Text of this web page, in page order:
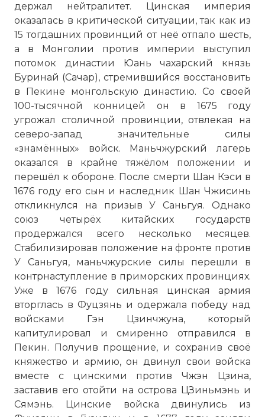
держал нейтралитет. Цинская империя
оказалась в критической ситуации, так как из
15 тогдашних провинций от неё отпало шесть,
а в Монголии против империи выступил
потомок династии Юань чахарский князь
Буринай (Сачар), стремившийся восстановить
в Пекине монгольскую династию. Со своей
100-тысячной конницей он в 1675 году
угрожал столичной провинции, отвлекая на
северо-запад значительные силы
«знамённых» войск. Маньчжурский лагерь
оказался в крайне тяжёлом положении и
перешёл к обороне. После смерти Шан Кэси в
1676 году его сын и наследник Шан Чжисинь
откликнулся на призыв У Саньгуя. Однако
союз четырёх китайских государств
продержался всего несколько месяцев.
Стабилизировав положение на фронте против
У Саньгуя, маньчжурские силы перешли в
контрнаступление в приморских провинциях.
Уже в 1676 году сильная цинская армия
вторглась в Фуцзянь и одержала победу над
войсками Гэн Цзинчжуна, который
капитулировал и смиренно отправился в
Пекин. Получив прощение, и сохранив своё
княжество и армию, он двинул свои войска
вместе с цинскими против Чжэн Цзина,
заставив его отойти на острова ЦЗиньмэнь и
Сямэнь. Цинские войска двинулись из